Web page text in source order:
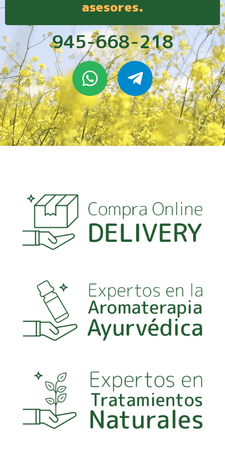
asesores.
945-668-218